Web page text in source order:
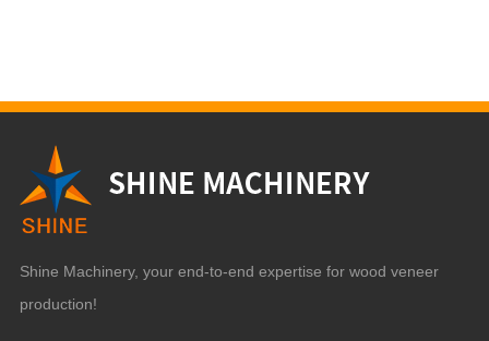
Shine Machinery, your end-to-end expertise for wood veneer
production!